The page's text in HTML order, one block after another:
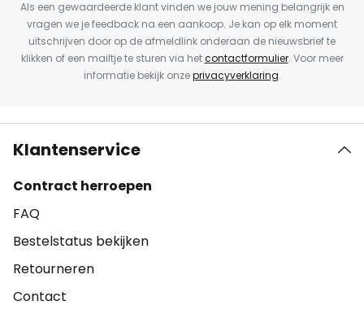
Als een gewaardeerde klant vinden we jouw mening belangrijk en
vragen we je feedback na een aankoop. Je kan op elk moment
uitschrijven door op de afmeldlink onderaan de nieuwsbrief te
klikken of een mailtje te sturen via hetcontactformulier. Voor meer
informatie bekijk onzeprivacyverklaring.
Klantenservice
Contract herroepen
FAQ
Bestelstatus bekijken
Retourneren
Contact